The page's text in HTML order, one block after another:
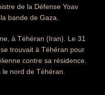
de la Défense Yoav
bande de Gaza.
à Téhéran (Iran). Le 31
trouvait à Téhéran pour
contre sa résidence.
nord de Téhéran.